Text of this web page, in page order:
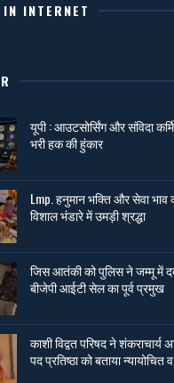
IN INTERNET
यूपी : आउटसोर्सिंग और संविदा
भरी हक की हुंकार
Lmp. हनुमान भक्ति और सेवा भाव
विशाल भंडारे में उमड़ी श्रद्धा
जिस आतंकी को पुलिस ने जम्मू में
बीजेपी आईटी सेल का पूर्व प्रमुख
काशी विद्वत परिषद ने शंकराचार्य
पद प्रतिष्ठा को बताया